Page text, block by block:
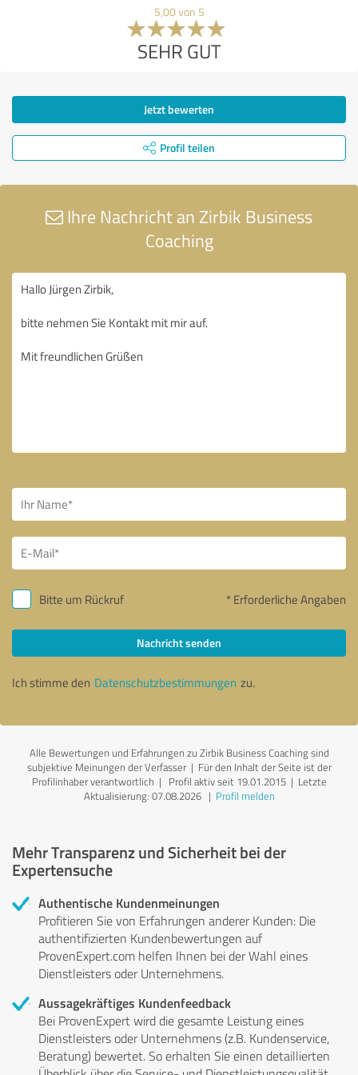
5,00 von 5
SEHR GUT
Jetzt bewerten
Profil teilen
Ihre Nachricht an Zirbik Business
Coaching
Bitte um Rückruf * Erforderliche Angaben
Nachricht senden
Ich stimme den Datenschutzbestimmungen zu.
Alle Bewertungen und Erfahrungen zu Zirbik Business Coaching sind
subjektive Meinungen der Verfasser | Für den Inhalt der Seite ist der
Profilinhaber verantwortlich | Profil aktiv seit 19.01.2015 | Letzte
Aktualisierung: 07.08.2026| Profil melden
Mehr Transparenz und Sicherheit bei der
Expertensuche
Authentische Kundenmeinungen
Profitieren Sie von Erfahrungen anderer Kunden: Die
authentifizierten Kundenbewertungen auf
ProvenExpert.com helfen Ihnen bei der Wahl eines
Dienstleisters oder Unternehmens.
Aussagekräftiges Kundenfeedback
Bei ProvenExpert wird die gesamte Leistung eines
Dienstleisters oder Unternehmens (z.B. Kundenservice,
Beratung) bewertet. So erhalten Sie einen detaillierten